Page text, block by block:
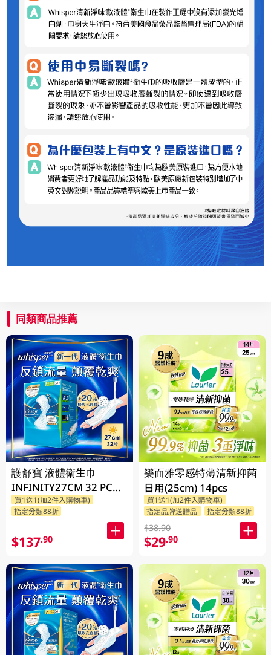
同類商品推薦
護舒寶 液體衛生巾
INFINITY27CM 32 PC
(包裝隨機發放)
買1送1(加2件入購物車)
指定分類88折
$137.90
樂而雅零感特薄清新抑菌
日用(25cm) 14pcs
買1送1(加2件入購物車)
指定品牌送贈品
指定分類88折
$38.90
$29.90